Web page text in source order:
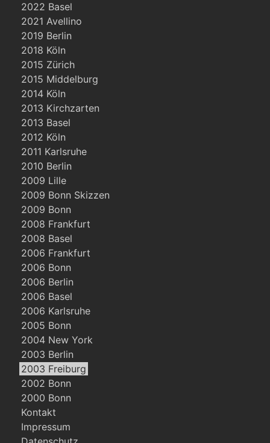
2022 Basel
2021 Avellino
2019 Berlin
2018 Köln
2015 Zürich
2015 Middelburg
2014 Köln
2013 Kirchzarten
2013 Basel
2012 Köln
2011 Karlsruhe
2010 Berlin
2009 Lille
2009 Bonn Skizzen
2009 Bonn
2008 Frankfurt
2008 Basel
2006 Frankfurt
2006 Bonn
2006 Berlin
2006 Basel
2006 Karlsruhe
2005 Bonn
2004 New York
2003 Berlin
2003 Freiburg
2002 Bonn
2000 Bonn
Kontakt
Impressum